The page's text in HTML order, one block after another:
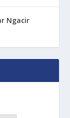
Ngacir